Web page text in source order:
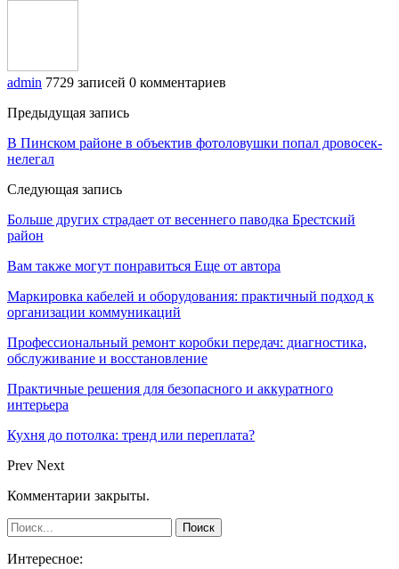
admin 7729 записей 0 комментариев
Предыдущая запись
В Пинском районе в объектив фотоловушки попал дровосек-
нелегал
Следующая запись
Больше других страдает от весеннего паводка Брестский
район
Вам также могут понравиться Еще от автора
Маркировка кабелей и оборудования: практичный подход к
организации коммуникаций
Профессиональный ремонт коробки передач: диагностика,
обслуживание и восстановление
Практичные решения для безопасного и аккуратного
интерьера
Кухня до потолка: тренд или переплата?
Prev Next
Комментарии закрыты.
Интересное: